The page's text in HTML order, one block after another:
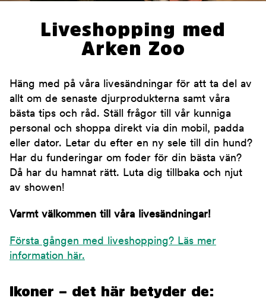
Liveshopping med
Arken Zoo
Häng med på våra livesändningar för att ta del av
allt om de senaste djurprodukterna samt våra
bästa tips och råd. Ställ frågor till vår kunniga
personal och shoppa direkt via din mobil, padda
eller dator. Letar du efter en ny sele till din hund?
Har du funderingar om foder för din bästa vän?
Då har du hamnat rätt. Luta dig tillbaka och njut
av showen!
Varmt välkommen till våra livesändningar!
Första gången med liveshopping? Läs mer
information här.
Ikoner – det här betyder de: